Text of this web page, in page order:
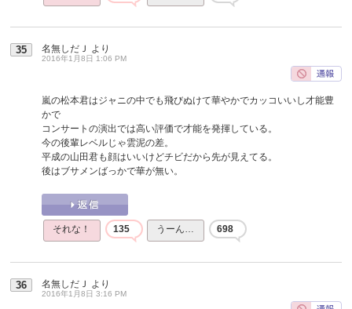
35 名無しだＪ より
2016年1月8日 1:06 PM
嵐の松本君はジャニの中でも飛びぬけて華やかでカッコいいし才能豊
かで
コンサートの演出では高い評価で才能を発揮している。
今の後輩レベルじゃ雲泥の差。
平成の山田君も顔はいいけどチビだから先が見えてる。
後はブサメンばっかで華が無い。
それな！ 135 うーん… 698
36 名無しだＪ より
2016年1月8日 3:16 PM